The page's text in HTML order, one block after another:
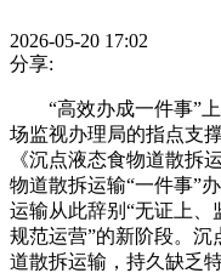
2026-05-20 17:02
分享:
“高效办成一件事”上
场监视办理局的指点支
《沉点液态食物道散拆
物道散拆运输“一件事”
运输从此辞别“无证上、
规范运营”的新阶段。
道散拆运输，持久缺乏